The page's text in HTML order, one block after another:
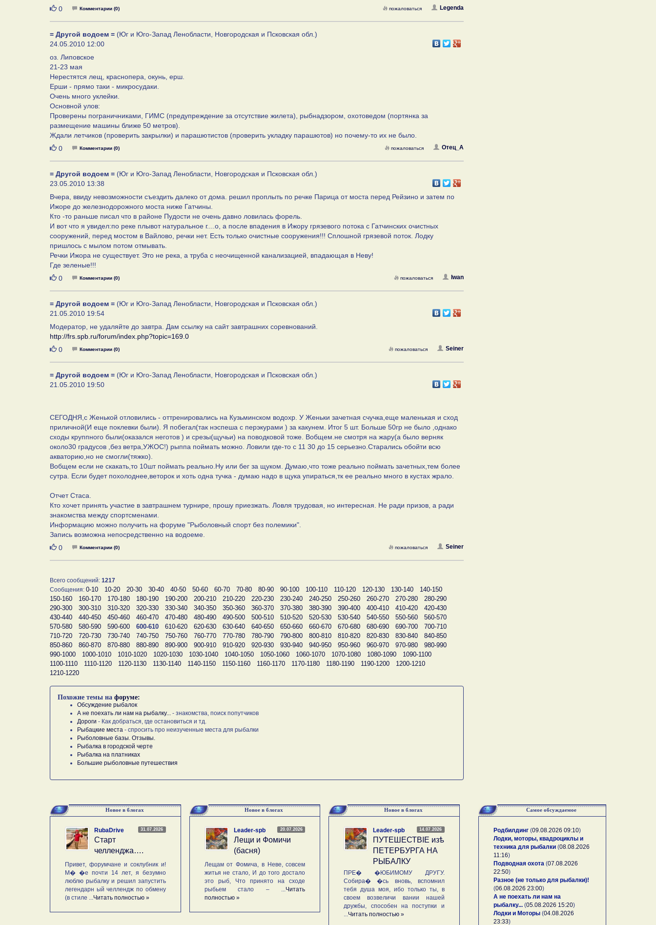
Нравится
0 Комментарии (0) Legenda
пожаловаться
= Другой водоем = (Юг и Юго-Запад Ленобласти, Новгородская и Псковская обл.)
24.05.2010 12:00
оз. Липовское
21-23 мая
Нерестятся лещ, краснопера, окунь, ерш.
Ерши - прямо таки - микросудаки.
Очень много уклейки.
Основной улов:
Проверены пограничниками, ГИМС (предупреждение за отсутствие жилета), рыбнадзором, охотоведом (портянка за
размещение машины ближе 50 метров).
Ждали летчиков (проверить закрылки) и парашютистов (проверить укладку парашютов) но почему-то их не было.
Нравится
0 Комментарии (0) Отец_А
пожаловаться
= Другой водоем = (Юг и Юго-Запад Ленобласти, Новгородская и Псковская обл.)
23.05.2010 13:38
Вчера, ввиду невозможности съездить далеко от дома. решил проплыть по речке Парица от моста перед Рейзино и затем по
Ижоре до железнодорожного моста ниже Гатчины.
Кто -то раньше писал что в районе Пудости не очень давно ловилась форель.
И вот что я увидел:по реке плывот натуральное г....о, а после впадения в Ижору грязевого потока с Гатчинских очистных
сооружений, перед мостом в Вайлово, речки нет. Есть только очистные сооружения!!! Сплошной грязевой поток. Лодку
пришлось с мылом потом отмывать.
Речки Ижора не существует. Это не река, а труба с неочищенной канализацией, впадающая в Неву!
Где зеленые!!!
Нравится
0 Комментарии (0) Iwan
пожаловаться
= Другой водоем = (Юг и Юго-Запад Ленобласти, Новгородская и Псковская обл.)
21.05.2010 19:54
Модератор, не удаляйте до завтра. Дам ссылку на сайт завтрашних соревнований.
http://frs.spb.ru/forum/index.php?topic=169.0
Нравится
0 Комментарии (0) Seiner
пожаловаться
= Другой водоем = (Юг и Юго-Запад Ленобласти, Новгородская и Псковская обл.)
21.05.2010 19:50
СЕГОДНЯ,с Женькой отловились - оттренировались на Кузьминском водохр. У Женьки зачетная счучка,еще маленькая и сход
приличной(И еще поклевки были). Я побегал(так нэспеша с перэкурами ) за какунем. Итог 5 шт. Больше 50гр не было ,однако
сходы круппного были(оказался неготов ) и срезы(щучьи) на поводковой тоже. Вобщем.не смотря на жару(а было верняк
около30 градусов ,без ветра,УЖОС!) рыппа поймать можно. Ловили где-то с 11 30 до 15 серьезно.Старались обойти всю
акваторию,но не смогли(тяжко).
Вобщем если не скакать,то 10шт поймать реально.Ну или бег за щуком. Думаю,что тоже реально поймать зачетных,тем более
сутра. Если будет похолоднее,веторок и хоть одна тучка - думаю надо в щука упираться,тк ее реально много в кустах жрало.
Отчет Стаса.
Кто хочет принять участие в завтрашнем турнире, прошу приезжать. Ловля трудовая, но интересная. Не ради призов, а ради
знакомства между спортсменами.
Информацию можно получить на форуме "Рыболовный спорт без полемики".
Запись возможна непосредственно на водоеме.
Нравится
0 Комментарии (0) Seiner
пожаловаться
Всего сообщений: 1217
Сообщения: 0-10 10-20 20-30 30-40 40-50 50-60 60-70 70-80 80-90 90-100 100-110 110-120 120-130 130-140
140-150
150-160
160-170 170-180 180-190 190-200 200-210 210-220 220-230 230-240 240-250 250-260 260-270 270-280
280-290
290-300
300-310 310-320 320-330 330-340 340-350 350-360 360-370 370-380 380-390 390-400 400-410 410-420
420-430
430-440
440-450 450-460 460-470 470-480 480-490 490-500 500-510 510-520 520-530 530-540 540-550 550-560
560-570
570-580
580-590 590-600 600-610 610-620 620-630 630-640 640-650 650-660 660-670 670-680 680-690 690-700
700-710
710-720
720-730 730-740 740-750 750-760 760-770 770-780 780-790 790-800 800-810 810-820 820-830 830-840
840-850
850-860
860-870 870-880 880-890 890-900 900-910 910-920 920-930 930-940 940-950 950-960 960-970 970-980
980-990
990-1000
1000-1010 1010-1020 1020-1030 1030-1040 1040-1050 1050-1060 1060-1070 1070-1080 1080-1090
1090-1100
1100-1110
1110-1120 1120-1130 1130-1140 1140-1150 1150-1160 1160-1170 1170-1180 1180-1190 1190-1200
1200-1210
1210-1220
Похожие темы на форуме:
Обсуждение рыбалок
А не поехать ли нам на рыбалку... - знакомства, поиск попутчиков
Дороги - Как добраться, где остановиться и тд.
Рыбацкие места - спросить про неизученные места для рыбалки
Рыболовные базы. Отзывы.
Рыбалка в городской черте
Рыбалка на платниках
Большие рыболовные путешествия
Новое в блогах
31.07.2026
RubaDrive
Старт
челленджа….
Привет, форумчане и соклубник и!
М� �е почти 14 лет, я безумно
люблю рыбалку и решил запустить
легендарн ый челлендж по обмену
(в стиле ...Читать полностью »
Новое в блогах
20.07.2026
Leader-spb
Лещи и Фомичи
(басня)
Лещам от Фомича, в Неве, совсем
житья не стало, И до того достало
это рыб, Что принято на сходе
рыбьем стало – ...Читать
полностью »
Новое в блогах
14.07.2026
Leader-spb
ПУТЕШЕСТВIE изѣ
ПЕТЕРБУРГА НА
РЫБАЛКУ
ПРЕ� �ЮБИМОМУ ДРУГУ.
Собира� �сь вновь, вспомнил
тебя душа моя, ибо только ты, в
своем возвеличи вании нашей
дружбы, способен на поступки и
...Читать полностью »
Самое обсуждаемое
Родбилдинг(09.08.2026 09:10)
Лодки, моторы, квадроциклы и
техника для рыбалки(08.08.2026
11:16)
Подводная охота(07.08.2026
22:50)
Разное (не только для рыбалки)!
(06.08.2026 23:00)
А не поехать ли нам на
рыбалку...(05.08.2026 15:20)
Лодки и Моторы(04.08.2026
23:33)